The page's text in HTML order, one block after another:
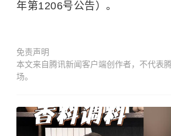
年第1206号公告）。
免责声明
本文来自腾讯新闻客户端创作者，不代表
场。